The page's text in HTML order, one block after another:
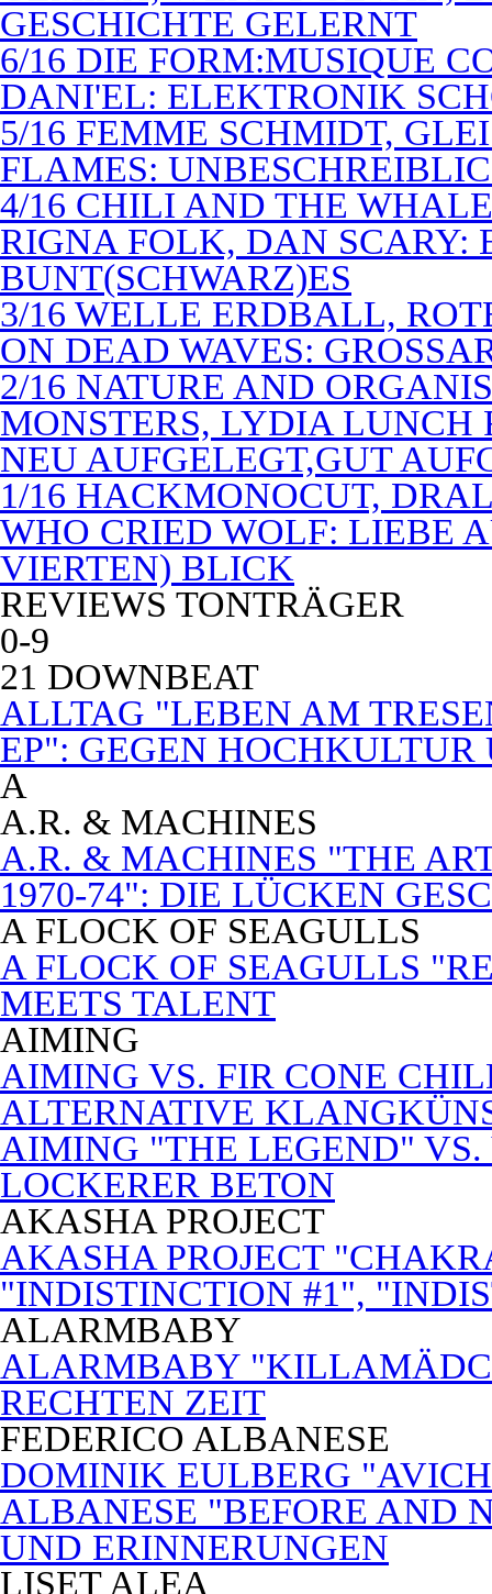
GESCHICHTE GELERNT
6/16 DIE FORM:MUSIQUE
DANI'EL: ELEKTRONIK
5/16 FEMME SCHMIDT,
FLAMES:
4/16 CHILI AND THE
RIGNA FOLK, DAN SCARY:
BUNT(SCHWARZ)ES
3/16 WELLE ERDBALL,
ON DEAD WAVES:
2/16 NATURE AND
MONSTERS, LYDIA LUNCH
NEU AUFGELEGT,GUT
1/16 HACKMONOCUT,
WHO CRIED WOLF: LIEBE
VIERTEN) BLICK
REVIEWS TONTRÄGER
0-9
21 DOWNBEAT
ALLTAG "LEBEN AM
EP": GEGEN
A
A.R. & MACHINES
A.R. & MACHINES "THE
1970-74": DIE LÜCKEN
A FLOCK OF SEAGULLS
A FLOCK OF SEAGULLS
MEETS TALENT
AIMING
AIMING VS. FIR CONE
ALTERNATIVE
AIMING "THE LEGEND"
LOCKERER BETON
AKASHA PROJECT
AKASHA PROJECT
"INDISTINCTION #1",
ALARMBABY
ALARMBABY
RECHTEN ZEIT
FEDERICO ALBANESE
DOMINIK EULBERG
ALBANESE "BEFORE AND
UND ERINNERUNGEN
LISET ALEA